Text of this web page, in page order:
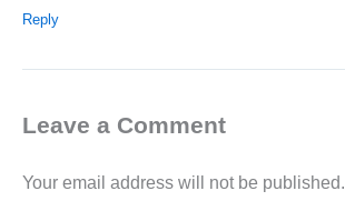
Reply
Leave a Comment
Your email address will not be published.